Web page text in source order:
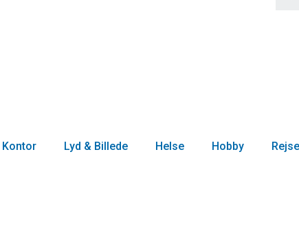
Kontor Lyd & Billede Helse Hobby Rejse